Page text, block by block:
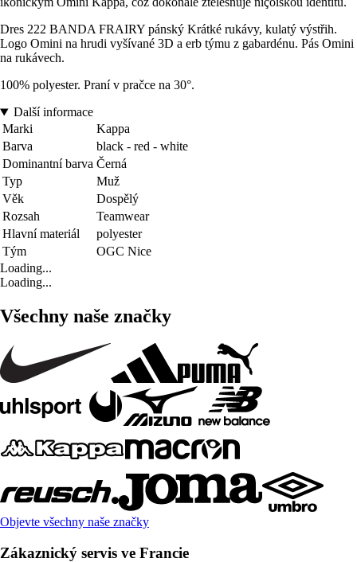
Dres 222 BANDA FRAIRY pánský Krátké rukávy, kulatý výstřih.
Logo Omini na hrudi vyšívané 3D a erb týmu z gabardénu. Pás Omini
na rukávech.
100% polyester. Praní v pračce na 30°.
Další informace
Marki
Kappa
Barva
black - red - white
Dominantní barva Černá
Typ
Muž
Věk
Dospělý
Rozsah
Teamwear
Hlavní materiál
polyester
Tým
OGC Nice
Loading...
Loading...
Všechny naše značky
Objevte všechny naše značky
Zákaznický servis ve Francie